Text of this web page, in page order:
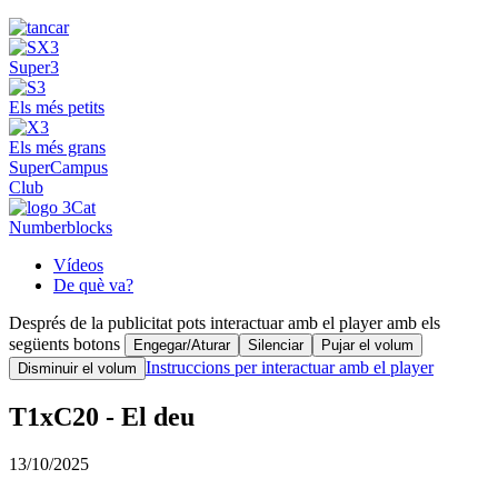
Super3
Els més petits
Els més grans
SuperCampus
Club
Numberblocks
Vídeos
De què va?
Després de la publicitat pots interactuar amb el player amb els
següents botons
Engegar/Aturar Silenciar
Pujar el volum
Disminuir el volum Instruccions per interactuar amb el player
T1xC20 - El deu
13/10/2025